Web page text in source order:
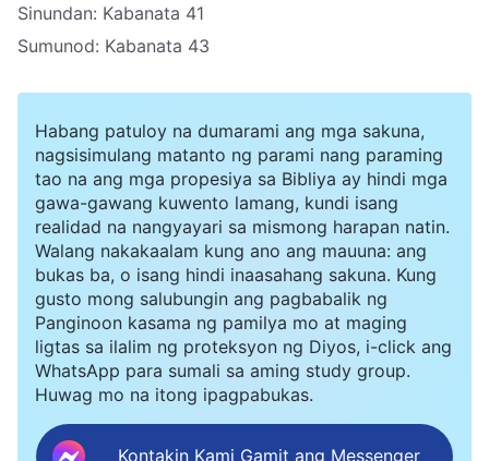
Sinundan: Kabanata 41
Sumunod: Kabanata 43
Habang patuloy na dumarami ang mga sakuna,
nagsisimulang matanto ng parami nang paraming
tao na ang mga propesiya sa Bibliya ay hindi mga
gawa-gawang kuwento lamang, kundi isang
realidad na nangyayari sa mismong harapan natin.
Walang nakakaalam kung ano ang mauuna: ang
bukas ba, o isang hindi inaasahang sakuna. Kung
gusto mong salubungin ang pagbabalik ng
Panginoon kasama ng pamilya mo at maging
ligtas sa ilalim ng proteksyon ng Diyos, i-click ang
WhatsApp para sumali sa aming study group.
Huwag mo na itong ipagpabukas.
Kontakin Kami Gamit ang Messenger